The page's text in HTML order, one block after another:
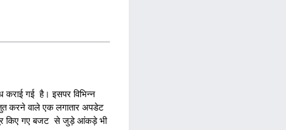
कराई गई है। इसपर विभिन्न
करने वाले एक लगातार अपडेट
मंजूर किए गए बजट से जुड़े आंकड़े भी